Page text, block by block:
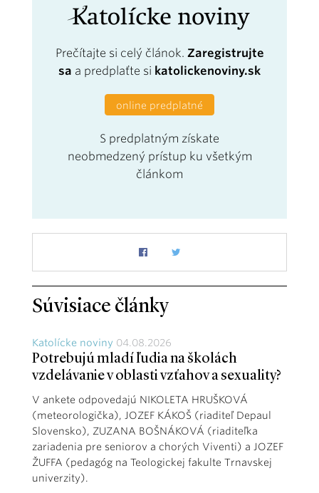
Prečítajte si celý článok. Zaregistrujte
sa a predplaťte si katolickenoviny.sk
online predplatné
S predplatným získate
neobmedzený prístup ku všetkým
článkom
Súvisiace články
Katolícke noviny 04.08.2026
Potrebujú mladí ľudia na školách
vzdelávanie v oblasti vzťahov a sexuality?
V ankete odpovedajú NIKOLETA HRUŠKOVÁ
(meteorologička), JOZEF KÁKOŠ (riaditeľ Depaul
Slovensko), ZUZANA BOŠNÁKOVÁ (riaditeľka
zariadenia pre seniorov a chorých Viventi) a JOZEF
ŽUFFA (pedagóg na Teologickej fakulte Trnavskej
univerzity).